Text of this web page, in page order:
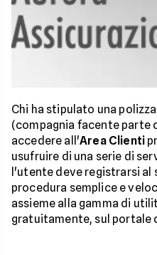
Chi ha stipulato una
(compagnia facente parte
accedere all'Area Clienti
usufruire di una serie di
l'utente deve registrarsi al
procedura semplice e
assieme alla gamma di
gratuitamente, sul portale